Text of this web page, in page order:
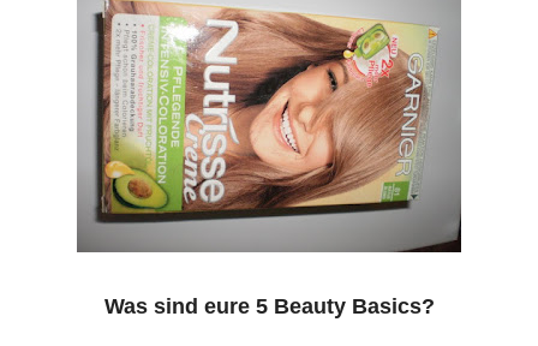
Was sind eure 5 Beauty Basics?